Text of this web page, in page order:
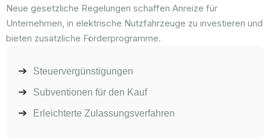
Neue gesetzliche Regelungen schaffen Anreize für
Unternehmen, in elektrische Nutzfahrzeuge zu investieren und
bieten zusätzliche Förderprogramme.
Steuervergünstigungen
Subventionen für den Kauf
Erleichterte Zulassungsverfahren